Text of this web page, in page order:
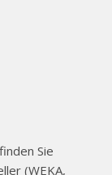
Sie
(WEKA,